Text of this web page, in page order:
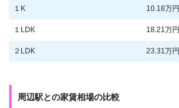
１K 10.18万円
１LDK 18.21万円
２LDK 23.31万円
周辺駅との家賃相場の比較